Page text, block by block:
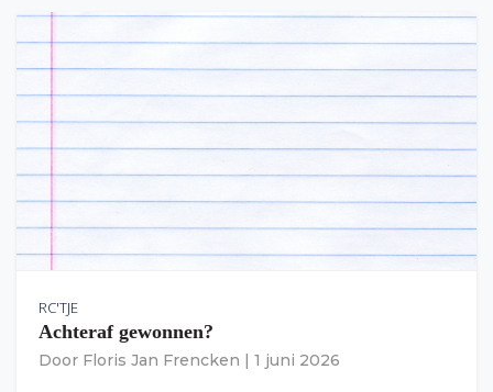
RC'TJE
Achteraf gewonnen?
Door Floris Jan Frencken 1 juni 2026